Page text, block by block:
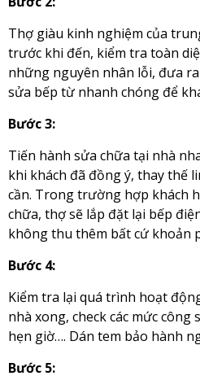
Thợ giàu kinh nghiệm của
trước khi đến, kiểm tra toàn
những nguyên nhân lỗi, đưa
sửa bếp từ nhanh chóng để
Bước 3:
Tiến hành sửa chữa tại nhà
khi khách đã đồng ý, thay thế
cần. Trong trường hợp khách
chữa, thợ sẽ lắp đặt lại bếp
không thu thêm bất cứ khoản
Bước 4:
Kiểm tra lại quá trình hoạt
nhà xong, check các mức
hẹn giờ…. Dán tem bảo hành
Bước 5: